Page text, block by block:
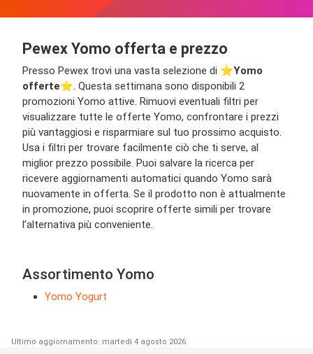
Pewex Yomo offerta e prezzo
Presso Pewex trovi una vasta selezione di ⭐️Yomo
offerte⭐️. Questa settimana sono disponibili 2
promozioni Yomo attive. Rimuovi eventuali filtri per
visualizzare tutte le offerte Yomo, confrontare i prezzi
più vantaggiosi e risparmiare sul tuo prossimo acquisto.
Usa i filtri per trovare facilmente ciò che ti serve, al
miglior prezzo possibile. Puoi salvare la ricerca per
ricevere aggiornamenti automatici quando Yomo sarà
nuovamente in offerta. Se il prodotto non è attualmente
in promozione, puoi scoprire offerte simili per trovare
l’alternativa più conveniente.
Assortimento Yomo
Yomo Yogurt
Ultimo aggiornamento: martedì 4 agosto 2026